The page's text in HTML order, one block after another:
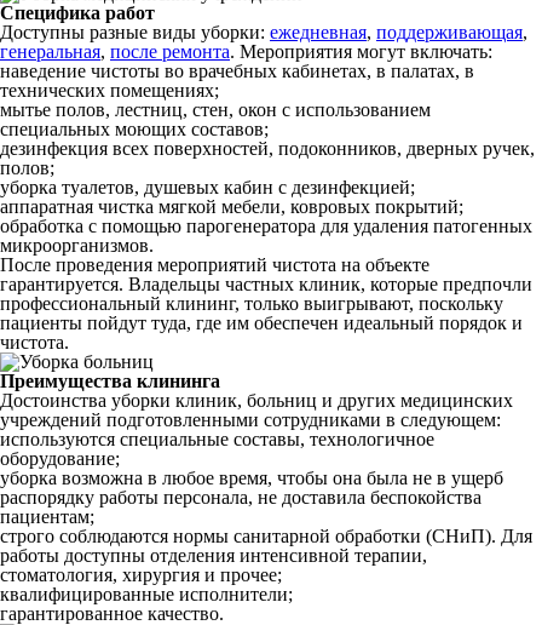
Специфика работ
Доступны разные виды уборки: ежедневная, поддерживающая,
генеральная, после ремонта. Мероприятия могут включать:
наведение чистоты во врачебных кабинетах, в палатах, в
технических помещениях;
мытье полов, лестниц, стен, окон с использованием
специальных моющих составов;
дезинфекция всех поверхностей, подоконников, дверных ручек,
полов;
уборка туалетов, душевых кабин с дезинфекцией;
аппаратная чистка мягкой мебели, ковровых покрытий;
обработка с помощью парогенератора для удаления патогенных
микроорганизмов.
После проведения мероприятий чистота на объекте
гарантируется. Владельцы частных клиник, которые предпочли
профессиональный клининг, только выигрывают, поскольку
пациенты пойдут туда, где им обеспечен идеальный порядок и
чистота.
Преимущества клининга
Достоинства уборки клиник, больниц и других медицинских
учреждений подготовленными сотрудниками в следующем:
используются специальные составы, технологичное
оборудование;
уборка возможна в любое время, чтобы она была не в ущерб
распорядку работы персонала, не доставила беспокойства
пациентам;
строго соблюдаются нормы санитарной обработки (СНиП). Для
работы доступны отделения интенсивной терапии,
стоматология, хирургия и прочее;
квалифицированные исполнители;
гарантированное качество.